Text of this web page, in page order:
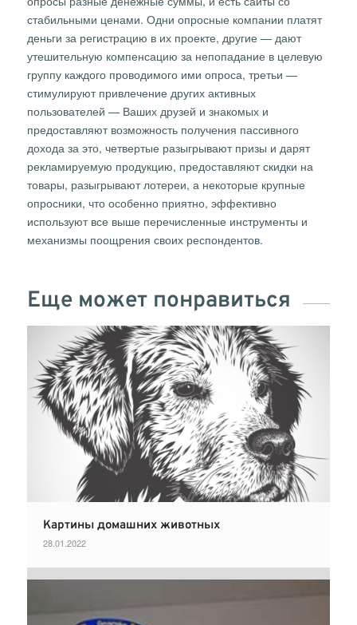
стабильными ценами. Одни опросные компании платят
деньги за регистрацию в их проекте, другие — дают
утешительную компенсацию за непопадание в целевую
группу каждого проводимого ими опроса, третьи —
стимулируют привлечение других активных
пользователей — Ваших друзей и знакомых и
предоставляют возможность получения пассивного
дохода за это, четвертые разыгрывают призы и дарят
рекламируемую продукцию, предоставляют скидки на
товары, разыгрывают лотереи, а некоторые крупные
опросники, что особенно приятно, эффективно
используют все выше перечисленные инструменты и
механизмы поощрения своих респондентов.
Еще может понравиться
Картины домашних животных
28.01.2022